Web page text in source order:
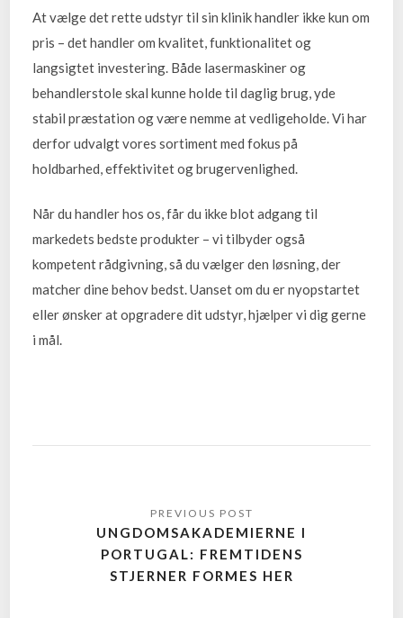
At vælge det rette udstyr til sin klinik handler ikke kun om
pris – det handler om kvalitet, funktionalitet og
langsigtet investering. Både lasermaskiner og
behandlerstole skal kunne holde til daglig brug, yde
stabil præstation og være nemme at vedligeholde. Vi har
derfor udvalgt vores sortiment med fokus på
holdbarhed, effektivitet og brugervenlighed.
Når du handler hos os, får du ikke blot adgang til
markedets bedste produkter – vi tilbyder også
kompetent rådgivning, så du vælger den løsning, der
matcher dine behov bedst. Uanset om du er nyopstartet
eller ønsker at opgradere dit udstyr, hjælper vi dig gerne
i mål.
UNGDOMSAKADEMIERNE I
PORTUGAL: FREMTIDENS
STJERNER FORMES HER